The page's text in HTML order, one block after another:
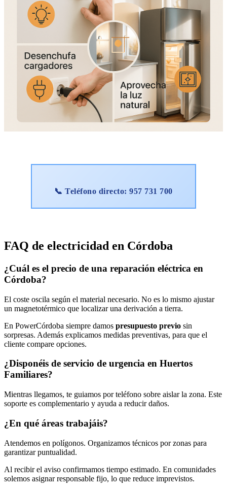
📞 Teléfono directo: 957 731 700
FAQ de electricidad en Córdoba
¿Cuál es el precio de una reparación eléctrica en
Córdoba?
El coste oscila según el material necesario. No es lo mismo ajustar
un magnetotérmico que localizar una derivación a tierra.
En PowerCórdoba siempre damos presupuesto previo sin
sorpresas. Además explicamos medidas preventivas, para que el
cliente compare opciones.
¿Disponéis de servicio de urgencia en Huertos
Familiares?
Mientras llegamos, te guiamos por teléfono sobre aislar la zona. Este
soporte es complementario y ayuda a reducir daños.
¿En qué áreas trabajáis?
Atendemos en polígonos. Organizamos técnicos por zonas para
garantizar puntualidad.
Al recibir el aviso confirmamos tiempo estimado. En comunidades
solemos asignar responsable fijo, lo que reduce imprevistos.